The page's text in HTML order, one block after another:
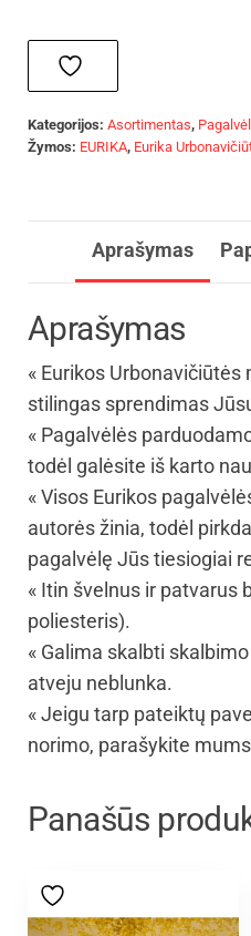
Kategorijos: Asortimentas,
Žymos: EURIKA, Eurika
Aprašymas
Aprašymas
« Eurikos
stilingas sprendimas
« Pagalvėlės
todėl galėsite iš karto
« Visos Eurikos
autorės žinia, todėl
pagalvėlę Jūs tiesiogiai
« Itin švelnus ir patvarus
poliesteris).
« Galima skalbti
atveju neblunka.
« Jeigu tarp pateiktų
norimo, parašykite
Panašūs